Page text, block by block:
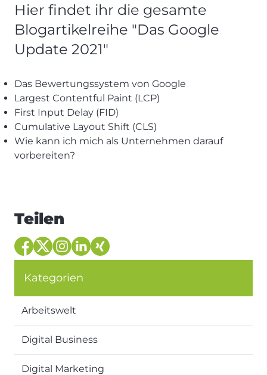
Hier findet ihr die gesamte
Blogartikelreihe "Das Google
Update 2021"
Das Bewertungssystem von Google
Largest Contentful Paint (LCP)
First Input Delay (FID)
Cumulative Layout Shift (CLS)
Wie kann ich mich als Unternehmen darauf
vorbereiten?
Teilen
Kategorien
Arbeitswelt
Digital Business
Digital Marketing